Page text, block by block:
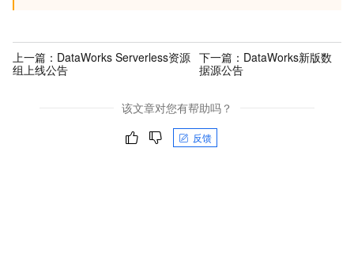
上一篇： DataWorks Serverless资源
组上线公告
下一篇： DataWorks新版数
据源公告
该文章对您有帮助吗？
反馈